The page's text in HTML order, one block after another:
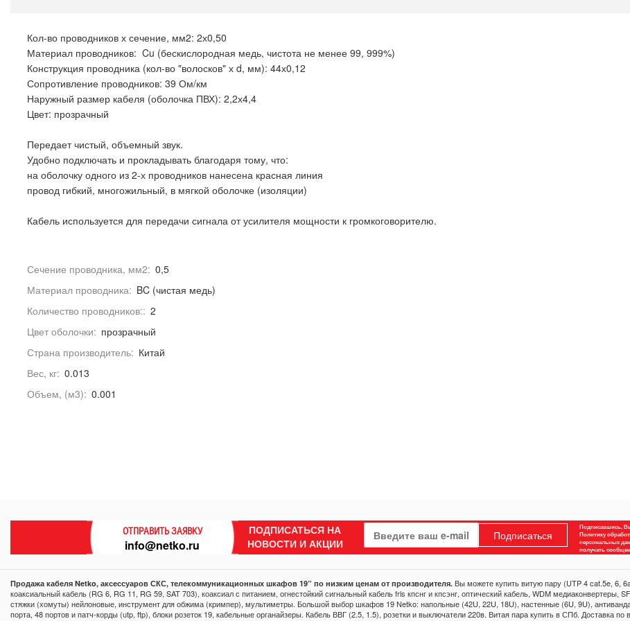
Кол-во проводников х сечение, мм2: 2х0,50
Материал проводников: Cu (бескислородная медь, чистота не менее 99, 999%)
Конструкция проводника (кол-во "волосков" х d, мм): 44х0,12
Сопротивление проводников: 39 Ом/км
Наружный размер кабеля (оболочка ПВХ): 2,2х4,4
Цвет: прозрачный
Передает чистый, объемный звук.
Удобно подключать и прокладывать благодаря тому, что:
на оболочку одного из 2-х проводников нанесена красная линия
провод гибкий, многожильный, в мягкой оболочке (изоляции)
Кабель используется для передачи сигнала от усилителя мощности к громкоговорителю.
Сечение проводника, мм2: 0,5
Материал проводника: BC (чистая медь)
Количество проводников:: 2
Цвет оболочки: прозрачный
Страна производитель: Китай
Вес, кг: 0.013
Объем, (м3): 0.001
ОТПРАВИТЬ ЗАЯВКУ
info@netko.ru
ПОДПИСАТЬСЯ НА
НОВОСТИ И АКЦИИ
Подписаться
Подписавшись,
Политику
персональных
получать
Продажа кабеля Netko, аксессуаров СКС, телекоммуникационных шкафов 19” по низким ценам от производителя. Вы можете купить витую пару (UTP 4 cat.5e, 6,
коаксиальный кабель (RG 6, RG 11, RG 59, SAT 703), коаксиал с питанием, огнестойкий сигнальный кабель frls кпснг и кпсэнг, оптический кабель, WDM
стяжки (хомуты) нейлоновые, инструмент для обжима (кримпер), мультиметры. Большой выбор шкафов 19 Netko: напольные (42U, 22U, 18U), настенные (6U, 9U),
порта, 48 портов и патч-корды (utp, ftp), блоки розеток 19, кабельные органайзеры. Кабель ВВГ (2.5, 1.5), розетки и выключатели 220в. Витая пара купить в СПб. Доставка по